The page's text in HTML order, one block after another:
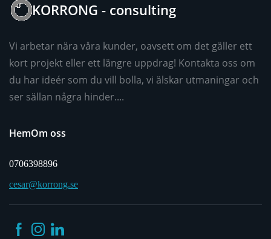
KORRONG - consulting
Vi arbetar nära våra kunder, oavsett om det gäller ett
kort projekt eller ett längre uppdrag! Kontakta oss om
du har ideér som du vill bolla, vi älskar utmaningar och
ser sällan några hinder....
HemOm oss
0706398896
cesar@korrong.se